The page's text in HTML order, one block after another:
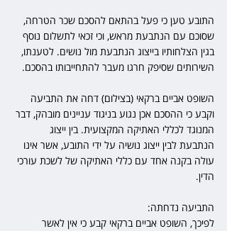
התובע טען כי פעל בהתאם להסכם שכר הטרחה,
שסוכם עם הנתבעת מראש, וכי זכאי לתשלום נוסף
בגין הצלחותיו בייצוג הנתבעת מול נושים. לטענתו,
השירותים שסיפק חרגו מעבר להתחייבותו בהסכם.
השופט אביים ברקאי (בצילום) דחה את התביעה
וקבע כי ההסכם אכן נגוע בניגוד עניינים מובהק, דבר
המנוגד לכללי האתיקה המקצועית. בין ייצוג
הנתבעת לבין ייצוג נושיה על ידי התובע, אשר אינו
עולה בקנה אחד עם כללי האתיקה של לשכת עורכי
הדין.
התביעה נדחתה:
לפיכך, השופט אביים ברקאי קבע כי אין לאשר